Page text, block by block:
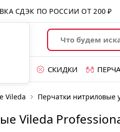
СДЭК ПО РОССИИ ОТ200 ₽
СКИДКИ
Vileda Перчатки нитриловые
Vileda